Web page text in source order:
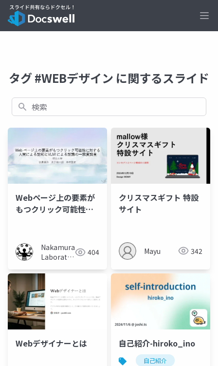
タグ #WEBデザイン に関するスライド
検索
Webページ上の要素が
もつクリック可能性に
致度調査Nakamura
Laboratory
University)
404
クリスマスギフト 特設
サイト
Mayu 342
Webデザイナーとは 自己紹介-hiroko_ino
自己紹介